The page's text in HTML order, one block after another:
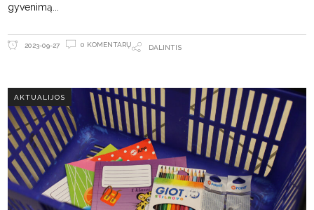
gyvenimą
2023-09-27 0 KOMENTARŲ DALINTIS
AKTUALIJOS